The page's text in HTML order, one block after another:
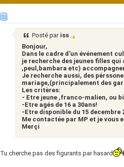
Posté par iss
Bonjour,
Dans le cadre d'un événement
je recherche des jeunes filles
,peul,bambara etc)
Je recherche aussi, des
mariage,(principalement des
Les critères:
- Etre jeune ,franco-malien, ou
-Etre agés de 16 a 30ans!
-Etre disponible du 15 decembre
Me contactée par MP et je vous
Merçi
Tu cherche pas des figurants par hasard